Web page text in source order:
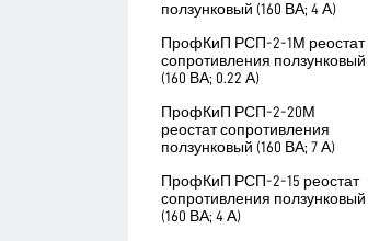
ползунковый (160 ВА; 4 А)
ПрофКиП РСП-2-1М реостат
сопротивления ползунковый
(160 ВА; 0.22 А)
ПрофКиП РСП-2-20М
реостат сопротивления
ползунковый (160 ВА; 7 А)
ПрофКиП РСП-2-15 реостат
сопротивления ползунковый
(160 ВА; 4 А)